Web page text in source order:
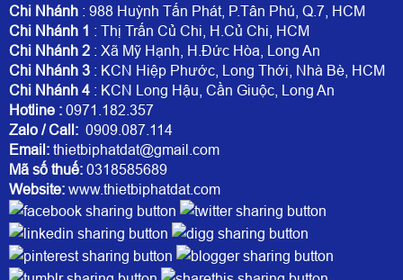
Chi Nhánh : 988 Huỳnh Tấn Phát, P.Tân Phú, Q.7, HCM
Chi Nhánh 1 : Thị Trấn Củ Chi, H.Củ Chi, HCM
Chi Nhánh 2 : Xã Mỹ Hạnh, H.Đức Hòa, Long An
Chi Nhánh 3 : KCN Hiệp Phước, Long Thới, Nhà Bè, HCM
Chi Nhánh 4 : KCN Long Hậu, Cần Giuộc, Long An
Hotline : 0971.182.357
Zalo / Call: 0909.087.114
Email: thietbiphatdat@gmail.com
Mã số thuế: 0318585689
Website: www.thietbiphatdat.com